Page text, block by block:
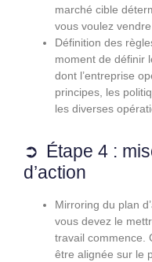
marché cible
vous voulez
Définition des
moment de définir
dont l’entreprise
principes, les
les diverses
Étape 4 :
d’action
Mirroring du plan
vous devez le
travail commence.
être alignée sur le